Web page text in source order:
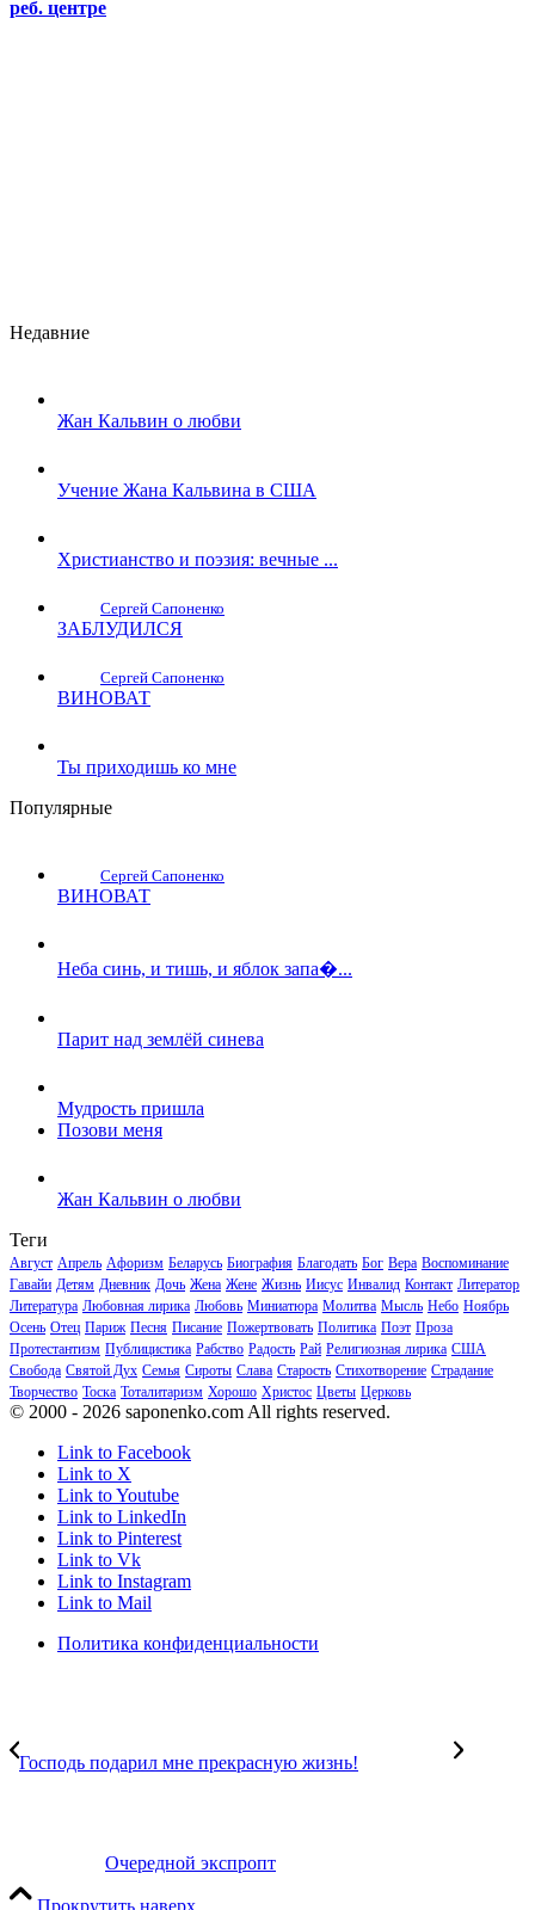
реб. центре
Недавние
Жан Кальвин о любви
Учение Жана Кальвина в США
Христианство и поэзия: вечные ...
Сергей Сапоненко
ЗАБЛУДИЛСЯ
Сергей Сапоненко
ВИНОВАТ
Ты приходишь ко мне
Популярные
Сергей Сапоненко
ВИНОВАТ
Неба синь, и тишь, и яблок запа�...
Парит над землёй синева
Мудрость пришла
Позови меня
Жан Кальвин о любви
Теги
Август Апрель Афоризм Беларусь Биография Благодать Бог Вера Воспоминание
Гавайи Детям Дневник Дочь Жена Жене Жизнь Иисус Инвалид Контакт Литератор
Литература Любовная лирика Любовь Миниатюра Молитва Мысль Небо Ноябрь
Осень Отец Париж Песня Писание Пожертвовать Политика Поэт Проза
Протестантизм Публицистика Рабство Радость Рай Религиозная лирика США
Свобода Святой Дух Семья Сироты Слава Старость Стихотворение Страдание
Творчество Тоска Тоталитаризм Хорошо Христос Цветы Церковь
© 2000 - 2026 saponenko.com All rights reserved.
Link to Facebook
Link to X
Link to Youtube
Link to LinkedIn
Link to Pinterest
Link to Vk
Link to Instagram
Link to Mail
Политика конфиденциальности
Господь подарил мне прекрасную жизнь!
Очередной экспропт
Прокрутить наверх